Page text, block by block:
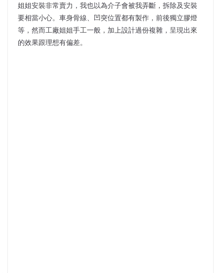
姐姐安裝非常賣力，我也以為介子會被我弄斷，拆除及安裝
要相當小心。車身骨線、凹突位置都有製作，前後獨立膠燈
等，然而工廠姐姐手工一般，加上設計過份複雜，呈現出來
的效果跟理想有偏差。